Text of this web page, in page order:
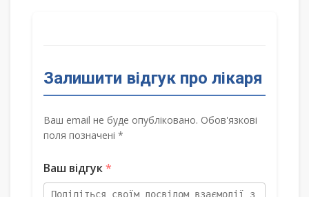
Залишити відгук про лікаря
Ваш email не буде опубліковано. Обов'язкові
поля позначені *
Ваш відгук*